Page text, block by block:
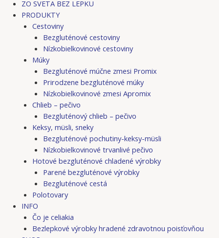
ZO SVETA BEZ LEPKU
PRODUKTY
Cestoviny
Bezgluténové cestoviny
Nízkobielkovinové cestoviny
Múky
Bezgluténové múčne zmesi Promix
Prirodzene bezgluténové múky
Nízkobielkovinové zmesi Apromix
Chlieb – pečivo
Bezgluténový chlieb – pečivo
Keksy, müsli, sneky
Bezgluténové pochutiny-keksy-müsli
Nízkobielkovinové trvanlivé pečivo
Hotové bezgluténové chladené výrobky
Parené bezgluténové výrobky
Bezgluténové cestá
Polotovary
INFO
Čo je celiakia
Bezlepkové výrobky hradené zdravotnou poisťovňou